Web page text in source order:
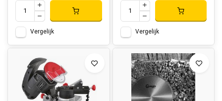
Vergelijk Vergelijk